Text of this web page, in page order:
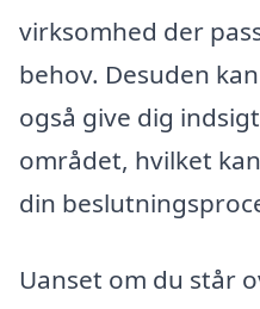
virksomhed der
behov. Desuden
også give dig
området, hvilket
din
Uanset om du står